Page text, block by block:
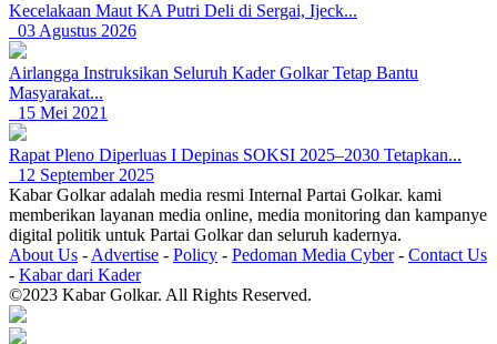
Kecelakaan Maut KA Putri Deli di Sergai, Ijeck...
03 Agustus 2026
Airlangga Instruksikan Seluruh Kader Golkar Tetap Bantu
Masyarakat...
15 Mei 2021
Rapat Pleno Diperluas I Depinas SOKSI 2025–2030 Tetapkan...
12 September 2025
Kabar Golkar adalah media resmi Internal Partai Golkar. kami
memberikan layanan media online, media monitoring dan kampanye
digital politik untuk Partai Golkar dan seluruh kadernya.
About Us - Advertise - Policy - Pedoman Media Cyber- Contact Us
- Kabar dari Kader
©2023 Kabar Golkar. All Rights Reserved.